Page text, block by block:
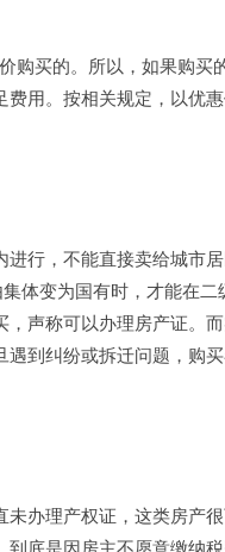
买的。所以，如果购买
用。按相关规定，以优惠
行，不能直接卖给城市居
体变为国有时，才能在二
，声称可以办理房产证。
遇到纠纷或拆迁问题，购
未办理产权证，这类房产
到底是因房主不愿意缴纳